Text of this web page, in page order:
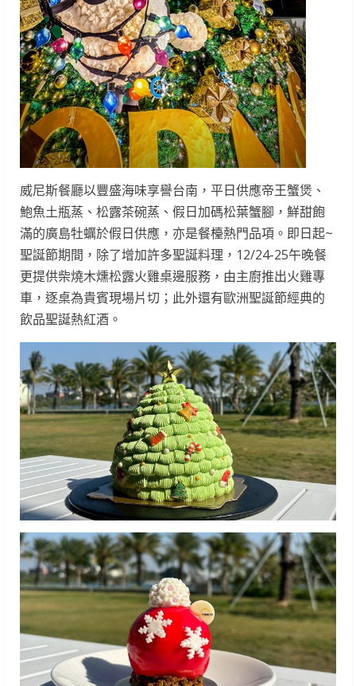
威尼斯餐廳以豐盛海味享譽台南，平日供應帝王蟹煲、
鮑魚土瓶蒸、松露茶碗蒸、假日加碼松葉蟹腳，鮮甜飽
滿的廣島牡蠣於假日供應，亦是餐檯熱門品項。即日起~
聖誕節期間，除了增加許多聖誕料理，12/24-25午晚餐
更提供柴燒木燻松露火雞桌邊服務，由主廚推出火雞專
車，逐桌為貴賓現場片切；此外還有歐洲聖誕節經典的
飲品聖誕熱紅酒。